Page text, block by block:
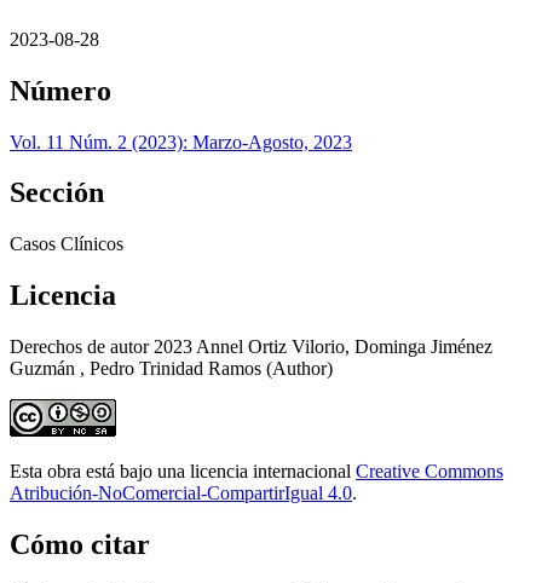
2023-08-28
Número
Vol. 11 Núm. 2 (2023): Marzo-Agosto, 2023
Sección
Casos Clínicos
Licencia
Derechos de autor 2023 Annel Ortiz Vilorio, Dominga Jiménez
Guzmán , Pedro Trinidad Ramos (Author)
Esta obra está bajo una licencia internacional Creative Commons
Atribución-NoComercial-CompartirIgual 4.0.
Cómo citar